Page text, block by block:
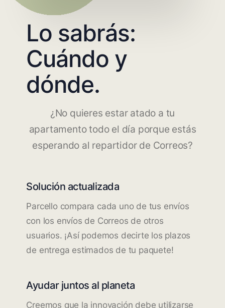
Lo sabrás:
Cuándo y
dónde.
¿No quieres estar atado a tu
apartamento todo el día porque estás
esperando al repartidor de Correos?
Solución actualizada
Parcello compara cada uno de tus envíos
con los envíos de Correos de otros
usuarios. ¡Así podemos decirte los plazos
de entrega estimados de tu paquete!
Ayudar juntos al planeta
Creemos que la innovación debe utilizarse